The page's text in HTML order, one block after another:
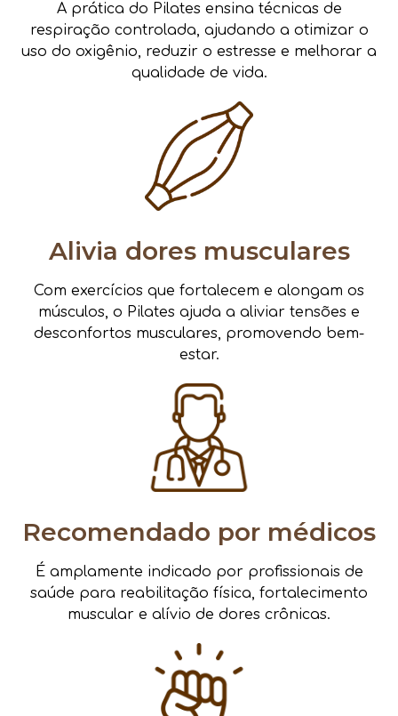
A prática do Pilates ensina técnicas de
respiração controlada, ajudando a otimizar o
uso do oxigênio, reduzir o estresse e melhorar a
qualidade de vida.
Alivia dores musculares
Com exercícios que fortalecem e alongam os
músculos, o Pilates ajuda a aliviar tensões e
desconfortos musculares, promovendo bem-
estar.
Recomendado por médicos
É amplamente indicado por profissionais de
saúde para reabilitação física, fortalecimento
muscular e alívio de dores crônicas.